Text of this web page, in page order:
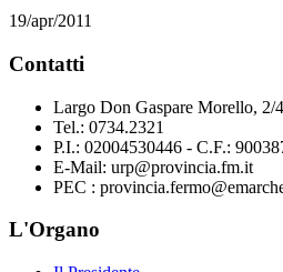
19/apr/2011
Contatti
Largo Don Gaspare Morello, 2/
Tel.: 0734.2321
P.I.: 02004530446 - C.F.:
E-Mail: urp@provincia.fm.it
PEC :
L'Organo